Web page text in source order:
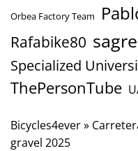
Orbea Factory Team
Rafabike80
Specialized
ThePersonTube
Bicycles4ever»
gravel 2025